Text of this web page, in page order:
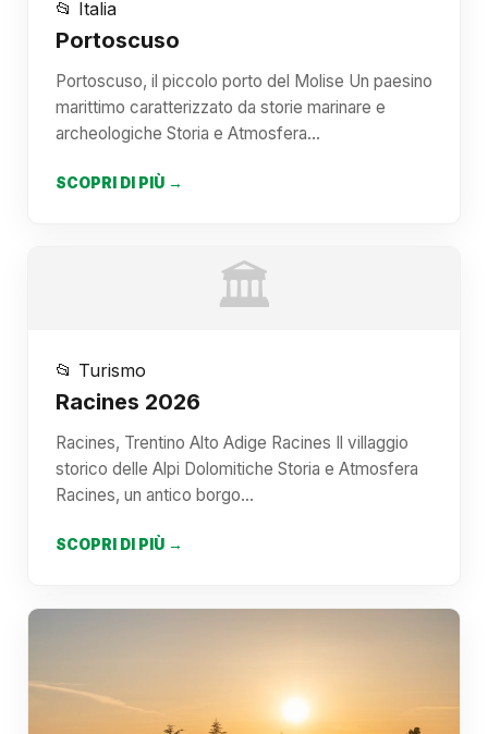
📂 Italia
Portoscuso
Portoscuso, il piccolo porto del Molise Un paesino
marittimo caratterizzato da storie marinare e
archeologiche Storia e Atmosfera…
SCOPRI DI PIÙ →
🏛️
📂 Turismo
Racines 2026
Racines, Trentino Alto Adige Racines Il villaggio
storico delle Alpi Dolomitiche Storia e Atmosfera
Racines, un antico borgo…
SCOPRI DI PIÙ →